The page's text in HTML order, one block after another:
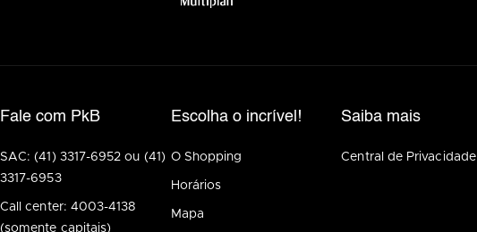
Fale com PkB
SAC: (41) 3317-6952 ou (41)
3317-6953
Call center: 4003-4138
(somente capitais)
Escolha o incrível!
O Shopping
Horários
Mapa
Saiba mais
Central de Privacidade